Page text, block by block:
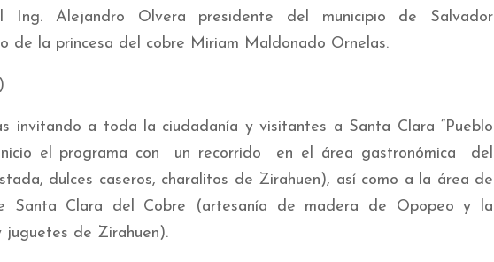
Ing. Alejandro Olvera presidente del municipio de Salvador
de la princesa del cobre Miriam Maldonado Ornelas.
invitando a toda la ciudadanía y visitantes a Santa Clara “Pueblo
el programa con un recorrido en el área gastronómica del
dulces caseros, charalitos de Zirahuen), así como a la área de
Santa Clara del Cobre (artesanía de madera de Opopeo y la
juguetes de Zirahuen).